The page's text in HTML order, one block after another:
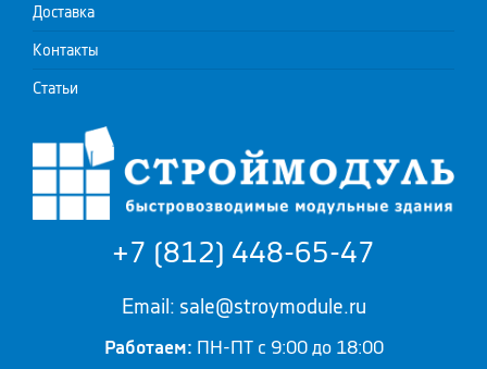
Доставка
Контакты
Статьи
+7 (812) 448-65-47
Email: sale@stroymodule.ru
Работаем: ПН-ПТ с 9:00 до 18:00